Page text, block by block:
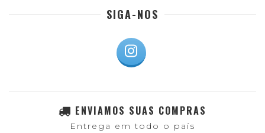
SIGA-NOS
ENVIAMOS SUAS COMPRAS
Entrega em todo o país